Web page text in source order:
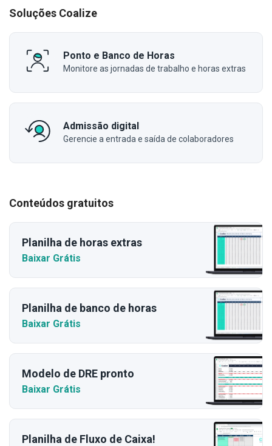
Soluções Coalize
Ponto e Banco de Horas
Monitore as jornadas de trabalho e horas extras
Admissão digital
Gerencie a entrada e saída de colaboradores
Conteúdos gratuitos
Planilha de horas extras
Baixar Grátis
Planilha de banco de horas
Baixar Grátis
Modelo de DRE pronto
Baixar Grátis
Planilha de Fluxo de Caixa!